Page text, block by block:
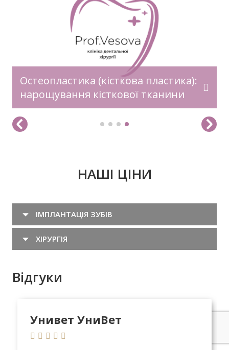
Остеопластика (кісткова пластика):
нарощування кісткової тканини
НАШІ ЦІНИ
ІМПЛАНТАЦІЯ ЗУБІВ
ХІРУРГІЯ
Відгуки
Унивет УниВет